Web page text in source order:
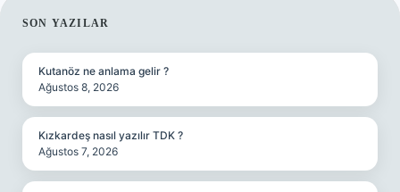
SIDEBAR
SON YAZILAR
Kutanöz ne anlama gelir ?
Ağustos 8, 2026
Kızkardeş nasıl yazılır TDK ?
Ağustos 7, 2026